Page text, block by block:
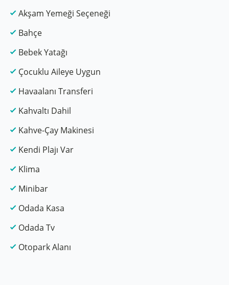
Akşam Yemeği Seçeneği
Bahçe
Bebek Yatağı
Çocuklu Aileye Uygun
Havaalanı Transferi
Kahvaltı Dahil
Kahve-Çay Makinesi
Kendi Plajı Var
Klima
Minibar
Odada Kasa
Odada Tv
Otopark Alanı